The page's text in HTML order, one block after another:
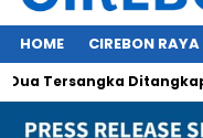
HOME CIREBON RAYA
Tersangka Ditangkap